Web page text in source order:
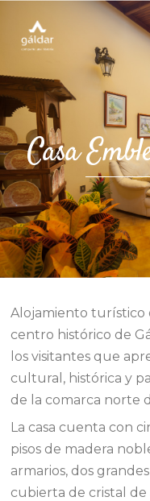
Casa
Alojamiento turístico
centro histórico de
los visitantes que
cultural, histórica y
de la comarca norte
La casa cuenta con
pisos de madera
armarios, dos
cubierta de cristal